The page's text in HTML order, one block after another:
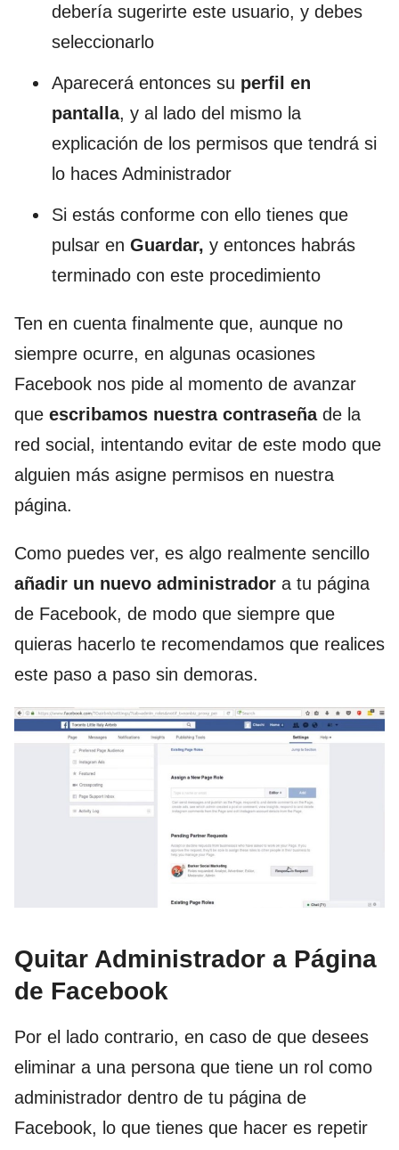
debería sugerirte este usuario, y debes
seleccionarlo
Aparecerá entonces su perfil en
pantalla, y al lado del mismo la
explicación de los permisos que tendrá si
lo haces Administrador
Si estás conforme con ello tienes que
pulsar en Guardar, y entonces habrás
terminado con este procedimiento
Ten en cuenta finalmente que, aunque no
siempre ocurre, en algunas ocasiones
Facebook nos pide al momento de avanzar
que escribamos nuestra contraseñade la
red social, intentando evitar de este modo que
alguien más asigne permisos en nuestra
página.
Como puedes ver, es algo realmente sencillo
añadir un nuevo administrador a tu página
de Facebook, de modo que siempre que
quieras hacerlo te recomendamos que realices
este paso a paso sin demoras.
Quitar Administrador a Página
de Facebook
Por el lado contrario, en caso de que desees
eliminar a una persona que tiene un rol como
administrador dentro de tu página de
Facebook, lo que tienes que hacer es repetir